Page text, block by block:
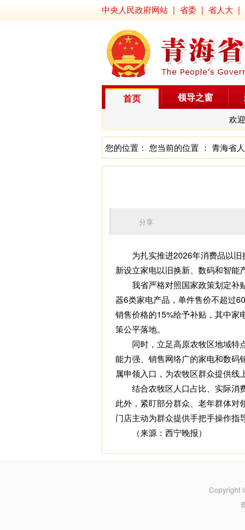
中央人民政府网站 | 省委 | 省人大 |
首页
欢
领导之窗
您的位置： 您当前的位置 ： 青海省
分享
为扎实推进2026年消费品以旧
新设立家电以旧换新、数码和智能
我省严格对照国家政策划定补贴
器6类家电产品，单件售价不超过
销售价格的15%给予补贴，其中家
策公平落地。
同时，立足高原农牧区地域特点
能力强、销售网络广的家电和数码
属申领入口，为农牧区群众提供线
结合农牧区人口占比、实际消费
此外，紧盯部分群众、老年群体对
门店主动为群众提供手把手操作指
（来源：西宁晚报）
Copyright